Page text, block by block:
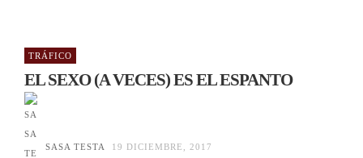
TRÁFICO
EL SEXO (A VECES) ES EL ESPANTO
SASA TESTA 19 DICIEMBRE, 2017